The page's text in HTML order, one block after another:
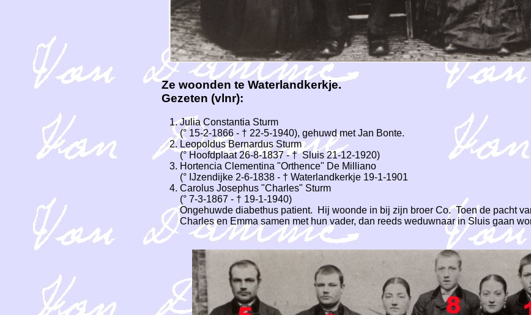
Ze woonden te Waterlandkerkje.
Gezeten (vlnr):
Julia Constantia Sturm
(° 15-2-1866 - † 22-5-1940), gehuwd met Jan Bonte.
Leopoldus Bernardus Sturm
(° Hoofdplaat 26-8-1837 - † Sluis 21-12-1920)
Hortencia Clementina "Orthence" De Milliano
(° IJzendijke 2-6-1838 - † Waterlandkerkje 19-1-1901
Carolus Josephus "Charles" Sturm
(° 7-3-1867 - † 19-1-1940)
Ongehuwde diabethus patient. Hij woonde in bij zijn broer Co. Toen de pacht
Charles en Emma samen met hun vader, dan reeds weduwnaar in Sluis gaan